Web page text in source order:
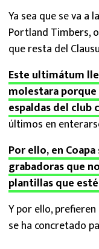
Ya sea que se va a
Portland Timbers,
que resta del
Este ultimátum
molestara
espaldas del club
últimos en
Por ello, en
grabadoras que
plantillas que
Y por ello,
se ha concretado